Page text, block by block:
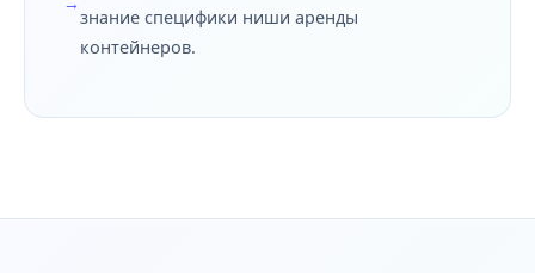
знание специфики ниши аренды
контейнеров.